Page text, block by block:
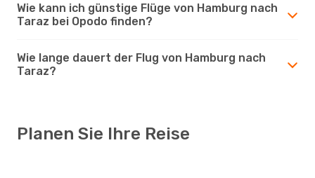
Wie kann ich günstige Flüge von Hamburg nach
Taraz bei Opodo finden?
Wie lange dauert der Flug von Hamburg nach
Taraz?
Planen Sie Ihre Reise